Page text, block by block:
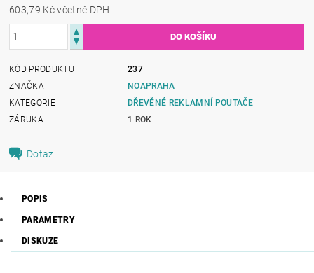
603,79 Kč včetně DPH
KÓD PRODUKTU
237
ZNAČKA
NOAPRAHA
KATEGORIE
DŘEVĚNÉ REKLAMNÍ POUTAČE
ZÁRUKA
1 ROK
Dotaz
POPIS
PARAMETRY
DISKUZE